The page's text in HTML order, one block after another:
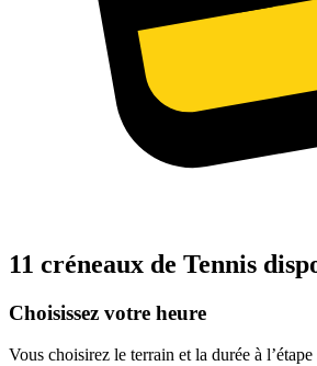
11 créneaux de Tennis
Choisissez votre heure
Vous choisirez le terrain et la durée à l’étape